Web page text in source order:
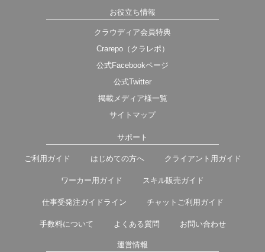
お役立ち情報
クラウディア会員特典
Crarepo（クラレポ）
公式Facebookページ
公式Twitter
掲載メディア様一覧
サイトマップ
サポート
ご利用ガイド はじめての方へ クライアント用ガイド
ワーカー用ガイド スキル販売ガイド
仕事受発注ガイドライン チャットご利用ガイド
手数料について よくある質問 お問い合わせ
運営情報